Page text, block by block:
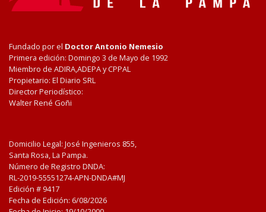
Fundado por el Doctor Antonio Nemesio
Primera edición: Domingo 3 de Mayo de 1992
Miembro de ADIRA,ADEPA y CPPAL
Propietario: El Diario SRL
Director Periodístico:
Walter René Goñi
Domicilio Legal: José Ingenieros 855,
Santa Rosa, La Pampa.
Número de Registro DNDA:
RL-2019-55551274-APN-DNDA#MJ
Edición # 9417
Fecha de Edición: 6/08/2026